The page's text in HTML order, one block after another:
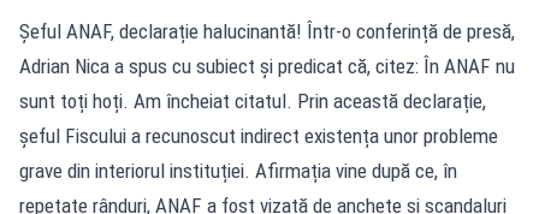
Șeful ANAF, declarație halucinantă! Într-o conferință de presă,
Adrian Nica a spus cu subiect și predicat că, citez: În ANAF nu
sunt toți hoți. Am încheiat citatul. Prin această declarație,
șeful Fiscului a recunoscut indirect existența unor probleme
grave din interiorul instituției. Afirmația vine după ce, în
repetate rânduri, ANAF a fost vizată de anchete și scandaluri